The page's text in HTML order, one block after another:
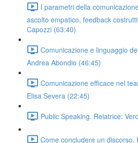
I parametri della
ascolto empatico, feedback
Capozzi (63:40)
Comunicazione e linguaggio
Andrea Abondio (46:45)
Comunicazione efficace nel
Elisa Severa (22:45)
Public Speaking. Relatrice:
Come concludere un discorso.